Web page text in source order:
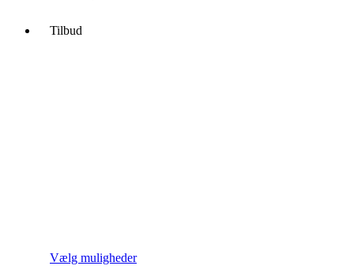
Tilbud
Vælg mulighederDette